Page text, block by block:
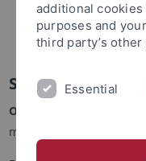
Archiv
OS
mit Prof. Claudia
additional
purposes and
third party’s other
Essential